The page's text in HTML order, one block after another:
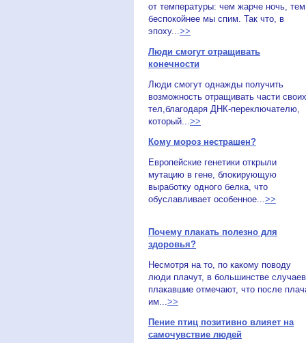
от температуры: чем жарче ночь, тем
беспокойнее мы спим. Так что, в
эпоху...>>
Люди смогут отращивать
конечности
Люди смогут однажды получить
возможность отращивать части своих
тел,благодаря ДНК-переключателю,
который...>>
Кому мороз нестрашен?
Европейские генетики открыли
мутацию в гене, блокирующую
выработку одного белка, что
обуславливает особенное...>>
Почему плакать полезно для
здоровья?
Несмотря на то, по какому поводу
люди плачут, в большинстве случаев
плакавшие отмечают, что после
им...>>
Пение птиц позитивно влияет на
самочувствие людей